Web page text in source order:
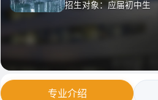
招生对象：应届初中生
专业介绍